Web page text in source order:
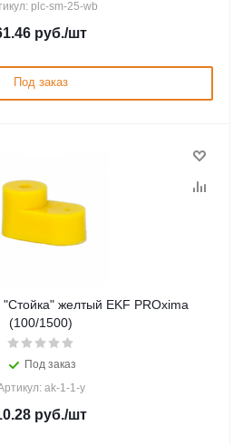
plc-sm-25-wb
руб./шт
Под заказ
"Стойка" желтый EKF PROxima
(100/1500)
Под заказ
ak-1-1-y
руб./шт